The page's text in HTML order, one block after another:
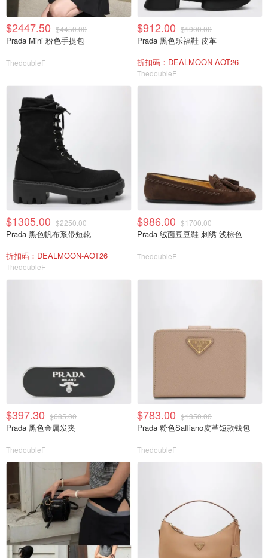
$2447.50 $4450.00
Prada Mini 粉色手提包
ThedoubleF
$912.00 $1900.00
Prada 黑色乐福鞋 皮革
折扣码：DEALMOON-AOT26
ThedoubleF
$1305.00 $2250.00
Prada 黑色帆布系带短靴
折扣码：DEALMOON-AOT26
ThedoubleF
$986.00 $1700.00
Prada 绒面豆豆鞋 刺绣 浅棕色
ThedoubleF
$397.30 $685.00
Prada 黑色金属发夹
ThedoubleF
$783.00 $1350.00
Prada 粉色Saffiano皮革短款钱包
ThedoubleF